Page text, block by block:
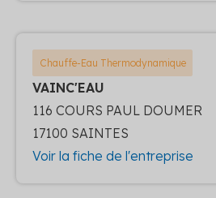
Chauffe-Eau Thermodynamique
VAINC'EAU
116 COURS PAUL DOUMER
17100 SAINTES
Voir la fiche de l'entreprise